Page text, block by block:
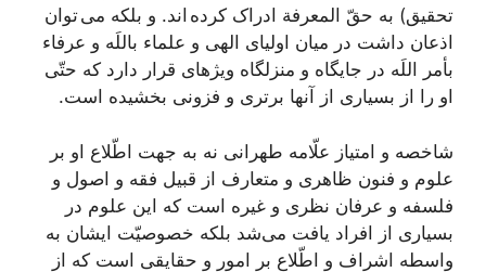
تحقيق) به حقّ المعرفة ادراک كرده اند. و بلكه می توان
اذعان داشت در ميان اولياى الهى و علماء باللَه و عرفاء
بأمر اللَه در جايگاه و منزلگاه ويژه‏اى قرار دارد كه حتّى
او را از بسيارى از آنها برترى و فزونى بخشيده است.
شاخصه و امتياز علّامه طهرانى نه به جهت اطّلاع او بر
علوم و فنون ظاهرى و متعارف از قبيل فقه و اصول و
فلسفه و عرفان نظرى و غيره است كه اين علوم در
بسيارى از افراد يافت می‌‏شد بلکه خصوصيّت ايشان به
واسطه اشراف و اطّلاع بر امور و حقايقى است كه از